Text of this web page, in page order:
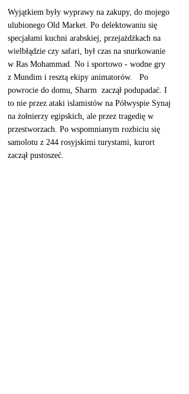
Wyjątkiem były wyprawy na zakupy, do mojego
ulubionego Old Market. Po delektowaniu się
specjałami kuchni arabskiej, przejażdżkach na
wielbłądzie czy safari, był czas na snurkowanie
w Ras Mohammad. No i sportowo - wodne gry
z Mundim i resztą ekipy animatorów.   Po
powrocie do domu, Sharm  zaczął podupadać. I
to nie przez ataki islamistów na Półwyspie Synaj
na żołnierzy egipskich, ale przez tragedię w
przestworzach. Po wspomnianym rozbiciu się
samolotu z 244 rosyjskimi turystami, kurort
zaczął pustoszeć.